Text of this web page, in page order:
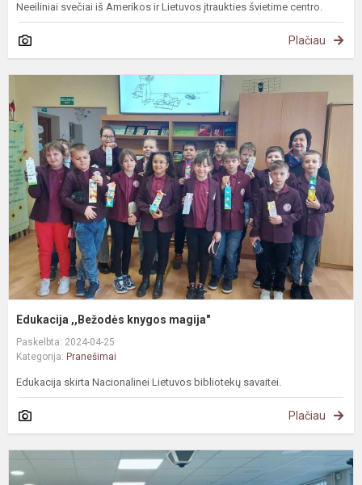
Neeiliniai svečiai iš Amerikos ir Lietuvos įtraukties švietime centro.
Plačiau
Edukacija ,,Bežodės knygos magija"
Paskelbta: 2024-04-25
Kategorija: Pranešimai
Edukacija skirta Nacionalinei Lietuvos bibliotekų savaitei.
Plačiau